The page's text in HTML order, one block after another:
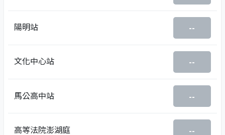
陽明站 --
文化中心站 --
馬公高中站 --
高等法院澎湖庭 --